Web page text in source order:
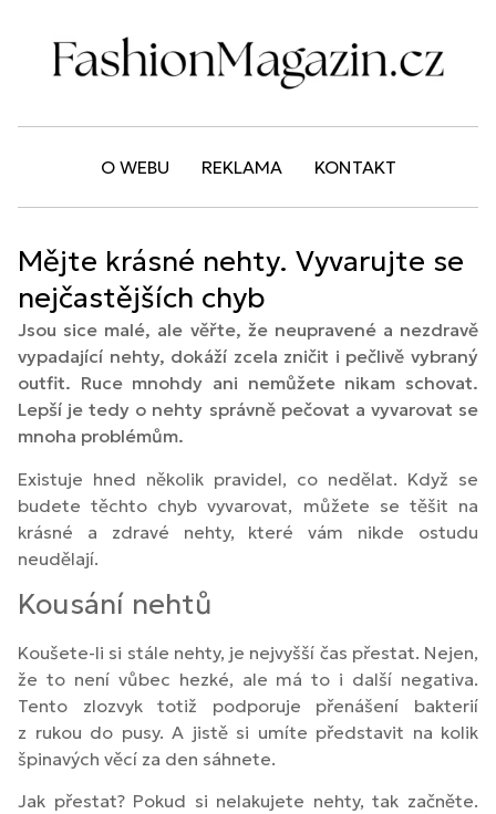
O WEBU REKLAMA KONTAKT
Mějte krásné nehty. Vyvarujte se
nejčastějších chyb
Jsou sice malé, ale věřte, že neupravené a nezdravě
vypadající nehty, dokáží zcela zničit i pečlivě vybraný
outfit. Ruce mnohdy ani nemůžete nikam schovat.
Lepší je tedy o nehty správně pečovat a vyvarovat se
mnoha problémům.
Existuje hned několik pravidel, co nedělat. Když se
budete těchto chyb vyvarovat, můžete se těšit na
krásné a zdravé nehty, které vám nikde ostudu
neudělají.
Kousání nehtů
Koušete-li si stále nehty, je nejvyšší čas přestat. Nejen,
že to není vůbec hezké, ale má to i další negativa.
Tento zlozvyk totiž podporuje přenášení bakterií
z rukou do pusy. A jistě si umíte představit na kolik
špinavých věcí za den sáhnete.
Jak přestat? Pokud si nelakujete nehty, tak začněte.